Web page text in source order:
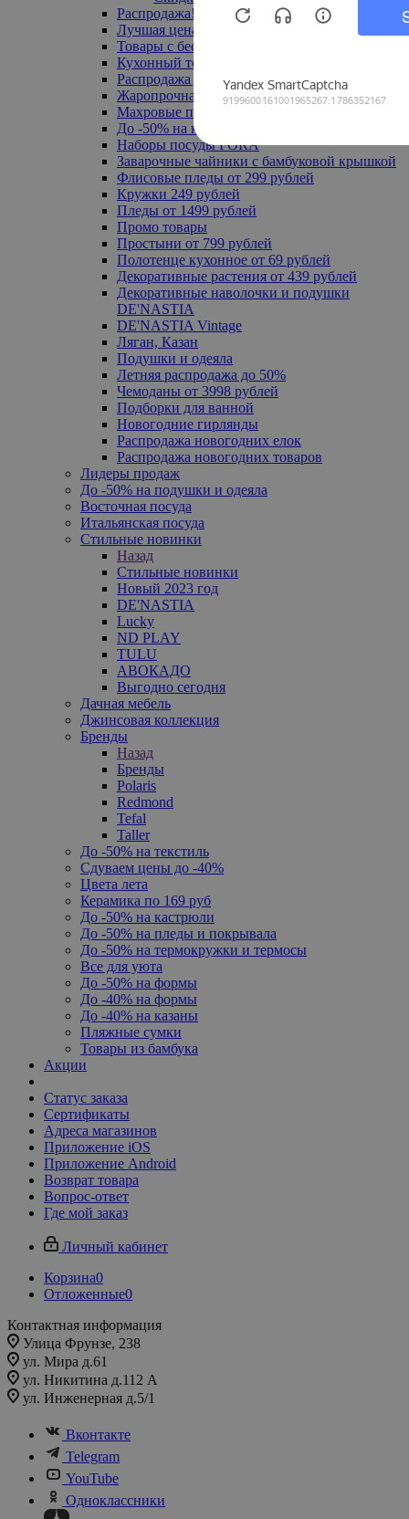
Распродажа! Ульяновск до -70%
Лучшая цена
Товары с бесплатной доставкой
Кухонный текстиль
Распродажа до -50%
Жаропрочная посуда
Махровые полотенца
До -50% на ковры
Наборы посуды FORA
Заварочные чайники с бамбуковой крышкой
Флисовые пледы от 299 рублей
Кружки 249 рублей
Пледы от 1499 рублей
Промо товары
Простыни от 799 рублей
Полотенце кухонное от 69 рублей
Декоративные растения от 439 рублей
Декоративные наволочки и подушки
DE'NASTIA
DE'NASTIA Vintage
Ляган, Казан
Подушки и одеяла
Летняя распродажа до 50%
Чемоданы от 3998 рублей
Подборки для ванной
Новогодние гирлянды
Распродажа новогодних елок
Распродажа новогодних товаров
Лидеры продаж
До -50% на подушки и одеяла
Восточная посуда
Итальянская посуда
Стильные новинки
Назад
Стильные новинки
Новый 2023 год
DE'NASTIA
Lucky
ND PLAY
TULU
АВОКАДО
Выгодно сегодня
Дачная мебель
Джинсовая коллекция
Бренды
Назад
Бренды
Polaris
Redmond
Tefal
Taller
До -50% на текстиль
Сдуваем цены до -40%
Цвета лета
Керамика по 169 руб
До -50% на кастрюли
До -50% на пледы и покрывала
До -50% на термокружки и термосы
Все для уюта
До -50% на формы
До -40% на формы
До -40% на казаны
Пляжные сумки
Товары из бамбука
Акции
Статус заказа
Сертификаты
Адреса магазинов
Приложение iOS
Приложение Android
Возврат товара
Вопрос-ответ
Где мой заказ
Личный кабинет
Корзина0
Отложенные0
Контактная информация
Улица Фрунзе, 238​
ул. Мира д.61
ул. Никитина д.112 А
ул. Инженерная д.5/1
Вконтакте
Telegram
YouTube
Одноклассники